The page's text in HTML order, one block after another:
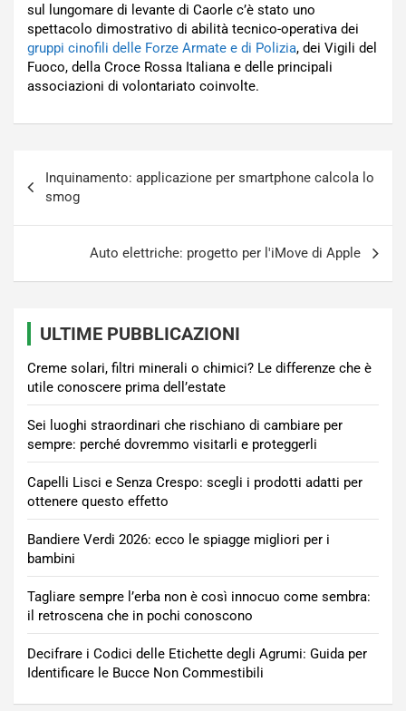
sul lungomare di levante di Caorle c’è stato uno
spettacolo dimostrativo di abilità tecnico-operativa dei
gruppi cinofili delle Forze Armate e di Polizia, dei Vigili del
Fuoco, della Croce Rossa Italiana e delle principali
associazioni di volontariato coinvolte.
articoli
Inquinamento: applicazione per smartphone calcola lo
smog
Auto elettriche: progetto per l'iMove di Apple
ULTIME PUBBLICAZIONI
Creme solari, filtri minerali o chimici? Le differenze che è
utile conoscere prima dell’estate
Sei luoghi straordinari che rischiano di cambiare per
sempre: perché dovremmo visitarli e proteggerli
Capelli Lisci e Senza Crespo: scegli i prodotti adatti per
ottenere questo effetto
Bandiere Verdi 2026: ecco le spiagge migliori per i
bambini
Tagliare sempre l’erba non è così innocuo come sembra:
il retroscena che in pochi conoscono
Decifrare i Codici delle Etichette degli Agrumi: Guida per
Identificare le Bucce Non Commestibili